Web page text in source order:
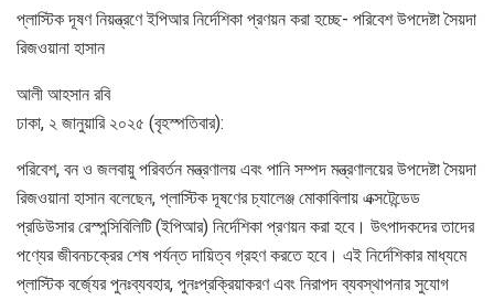
প্লাস্টিক দূষণ নিয়ন্ত্রণে ইপিআর নির্দেশিকা প্রণয়ন করা হচ্ছে- পরিবেশ উপদেষ্টা সৈয়দা
রিজওয়ানা হাসান
আলী আহসান রবি
ঢাকা, ২ জানুয়ারি ২০২৫ (বৃহস্পতিবার):
পরিবেশ, বন ও জলবায়ু পরিবর্তন মন্ত্রণালয় এবং পানি সম্পদ মন্ত্রণালয়ের উপদেষ্টা সৈয়দা
রিজওয়ানা হাসান বলেছেন, প্লাস্টিক দূষণের চ্যালেঞ্জ মোকাবিলায় এক্সটেন্ডেড
প্রডিউসার রেস্পন্সিবিলিটি (ইপিআর) নির্দেশিকা প্রণয়ন করা হবে। উৎপাদকদের তাদের
পণ্যের জীবনচক্রের শেষ পর্যন্ত দায়িত্ব গ্রহণ করতে হবে। এই নির্দেশিকার মাধ্যমে
প্লাস্টিক বর্জ্যের পুনঃব্যবহার, পুনঃপ্রক্রিয়াকরণ এবং নিরাপদ ব্যবস্থাপনার সুযোগ